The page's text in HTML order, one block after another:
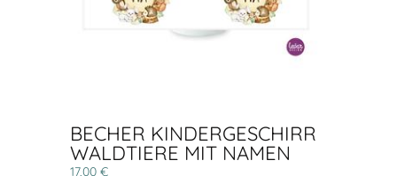
BECHER KINDERGESCHIRR
WALDTIERE MIT NAMEN
17,00 €